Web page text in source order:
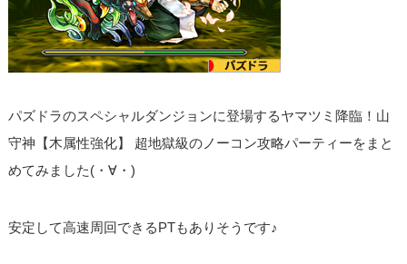
パズドラのスペシャルダンジョンに登場するヤマツミ降臨！山
守神【木属性強化】 超地獄級のノーコン攻略パーティーをまと
めてみました(・∀・)
安定して高速周回できるPTもありそうです♪